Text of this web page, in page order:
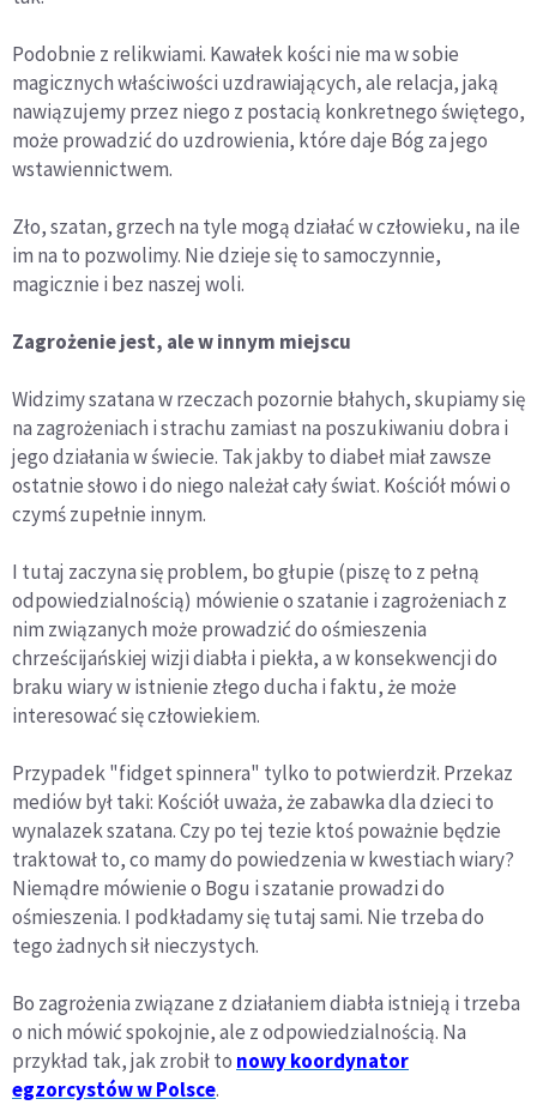
Podobnie z relikwiami. Kawałek kości nie ma w sobie
magicznych właściwości uzdrawiających, ale relacja, jaką
nawiązujemy przez niego z postacią konkretnego świętego,
może prowadzić do uzdrowienia, które daje Bóg za jego
wstawiennictwem.
Zło, szatan, grzech na tyle mogą działać w człowieku, na ile
im na to pozwolimy. Nie dzieje się to samoczynnie,
magicznie i bez naszej woli.
Zagrożenie jest, ale w innym miejscu
Widzimy szatana w rzeczach pozornie błahych, skupiamy się
na zagrożeniach i strachu zamiast na poszukiwaniu dobra i
jego działania w świecie. Tak jakby to diabeł miał zawsze
ostatnie słowo i do niego należał cały świat. Kościół mówi o
czymś zupełnie innym.
I tutaj zaczyna się problem, bo głupie (piszę to z pełną
odpowiedzialnością) mówienie o szatanie i zagrożeniach z
nim związanych może prowadzić do ośmieszenia
chrześcijańskiej wizji diabła i piekła, a w konsekwencji do
braku wiary w istnienie złego ducha i faktu, że może
interesować się człowiekiem.
Przypadek "fidget spinnera" tylko to potwierdził. Przekaz
mediów był taki: Kościół uważa, że zabawka dla dzieci to
wynalazek szatana. Czy po tej tezie ktoś poważnie będzie
traktował to, co mamy do powiedzenia w kwestiach wiary?
Niemądre mówienie o Bogu i szatanie prowadzi do
ośmieszenia. I podkładamy się tutaj sami. Nie trzeba do
tego żadnych sił nieczystych.
Bo zagrożenia związane z działaniem diabła istnieją i trzeba
o nich mówić spokojnie, ale z odpowiedzialnością. Na
przykład tak, jak zrobił to nowy koordynator
egzorcystów w Polsce.